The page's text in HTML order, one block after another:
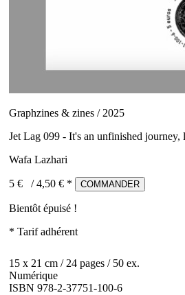
Graphzines & zines / 2025
Jet Lag 099 - It's an unfinished journey,
Wafa Lazhari
5 € /4,50 € * COMMANDER
Bientôt épuisé !
* Tarif adhérent
15 x 21 cm / 24 pages / 50 ex.
Numérique
ISBN 978-2-37751-100-6